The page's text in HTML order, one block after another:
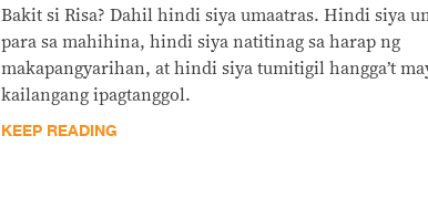
Bakit si Risa? Dahil hindi siya umaatras. Hindi siya
para sa mahihina, hindi siya natitinag sa harap ng
makapangyarihan, at hindi siya tumitigil hangga’t
kailangang ipagtanggol.
KEEP READING